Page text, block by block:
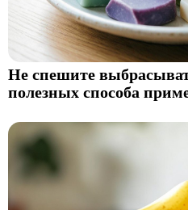
Не спешите
полезных способа